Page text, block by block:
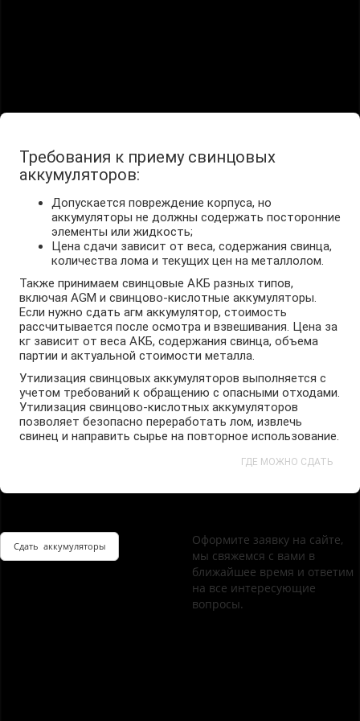
Требования к приему свинцовых
аккумуляторов:
Допускается повреждение корпуса, но
аккумуляторы не должны содержать посторонние
элементы или жидкость;
Цена сдачи зависит от веса, содержания свинца,
количества лома и текущих цен на металлолом.
Также принимаем свинцовые АКБ разных типов,
включая AGM и свинцово-кислотные аккумуляторы.
Если нужно сдать агм аккумулятор, стоимость
рассчитывается после осмотра и взвешивания. Цена за
кг зависит от веса АКБ, содержания свинца, объема
партии и актуальной стоимости металла.
Утилизация свинцовых аккумуляторов выполняется с
учетом требований к обращению с опасными отходами.
Утилизация свинцово-кислотных аккумуляторов
позволяет безопасно переработать лом, извлечь
свинец и направить сырье на повторное использование.
ГДЕ МОЖНО СДАТЬ
Сдать аккумуляторы
Оформите заявку на сайте,
мы свяжемся с вами в
ближайшее время и ответим
на все интересующие
вопросы.